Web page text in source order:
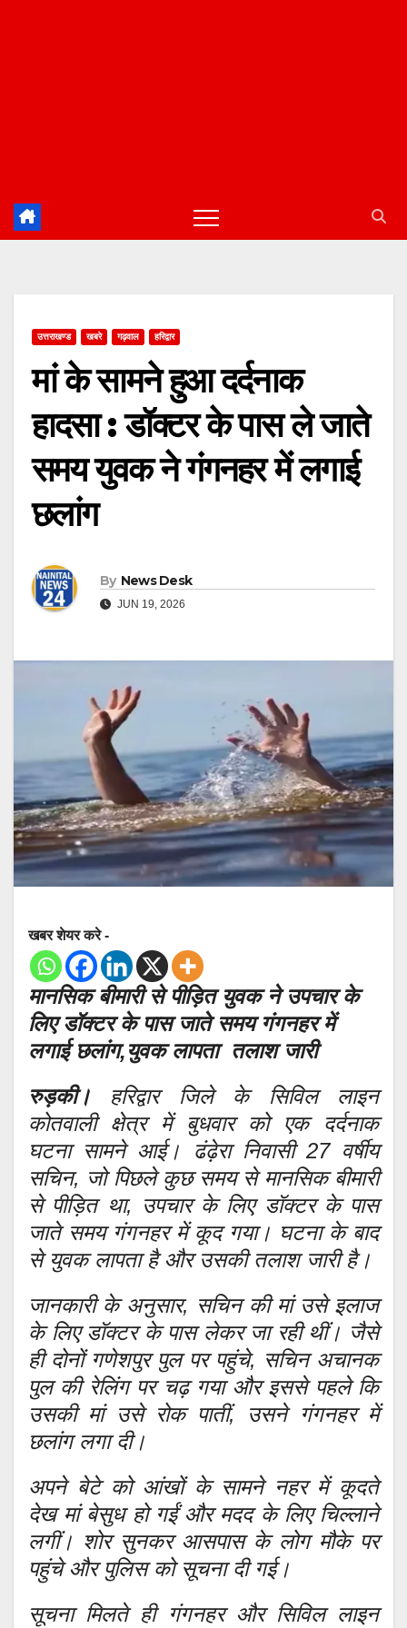
उत्तराखण्ड खबरे गढ़वाल हरिद्वार
मां के सामने हुआ दर्दनाक
हादसा : डॉक्टर के पास ले जाते
समय युवक ने गंगनहर में लगाई
छलांग
By News Desk
JUN 19, 2026
खबर शेयर करे -
मानसिक बीमारी से पीड़ित युवक ने उपचार के
लिए डॉक्टर के पास जाते समय गंगनहर में
लगाई छलांग,युवक लापता तलाश जारी
रुड़की। हरिद्वार जिले के सिविल लाइन
कोतवाली क्षेत्र में बुधवार को एक दर्दनाक
घटना सामने आई। ढंढ़ेरा निवासी 27 वर्षीय
सचिन, जो पिछले कुछ समय से मानसिक बीमारी
से पीड़ित था, उपचार के लिए डॉक्टर के पास
जाते समय गंगनहर में कूद गया। घटना के बाद
से युवक लापता है और उसकी तलाश जारी है।
जानकारी के अनुसार, सचिन की मां उसे इलाज
के लिए डॉक्टर के पास लेकर जा रही थीं। जैसे
ही दोनों गणेशपुर पुल पर पहुंचे, सचिन अचानक
पुल की रेलिंग पर चढ़ गया और इससे पहले कि
उसकी मां उसे रोक पातीं, उसने गंगनहर में
छलांग लगा दी।
अपने बेटे को आंखों के सामने नहर में कूदते
देख मां बेसुध हो गईं और मदद के लिए चिल्लाने
लगीं। शोर सुनकर आसपास के लोग मौके पर
पहुंचे और पुलिस को सूचना दी गई।
सूचना मिलते ही गंगनहर और सिविल लाइन